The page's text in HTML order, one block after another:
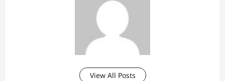
View All Posts